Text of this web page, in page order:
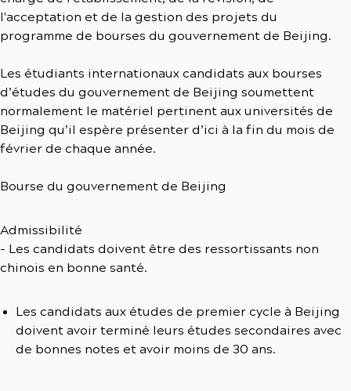
l'acceptation et de la gestion des projets du
programme de bourses du gouvernement de Beijing.
Les étudiants internationaux candidats aux bourses
d’études du gouvernement de Beijing soumettent
normalement le matériel pertinent aux universités de
Beijing qu’il espère présenter d’ici à la fin du mois de
février de chaque année.
Bourse du gouvernement de Beijing
Admissibilité
- Les candidats doivent être des ressortissants non
chinois en bonne santé.
Les candidats aux études de premier cycle à Beijing
doivent avoir terminé leurs études secondaires avec
de bonnes notes et avoir moins de 30 ans.